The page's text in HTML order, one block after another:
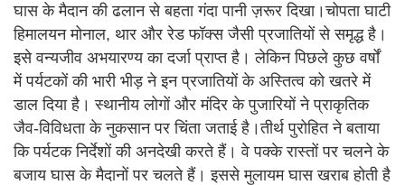
घास के मैदान की ढलान से बहता गंदा पानी ज़रूर दिखा।चोपता घाटी
हिमालयन मोनाल, थार और रेड फॉक्स जैसी प्रजातियों से समृद्ध है।
इसे वन्यजीव अभयारण्य का दर्जा प्राप्त है। लेकिन पिछले कुछ वर्षों
में पर्यटकों की भारी भीड़ ने इन प्रजातियों के अस्तित्व को खतरे में
डाल दिया है। स्थानीय लोगों और मंदिर के पुजारियों ने प्राकृतिक
जैव-विविधता के नुकसान पर चिंता जताई है।तीर्थ पुरोहित ने बताया
कि पर्यटक निर्देशों की अनदेखी करते हैं। वे पक्के रास्तों पर चलने के
बजाय घास के मैदानों पर चलते हैं। इससे मुलायम घास खराब होती है